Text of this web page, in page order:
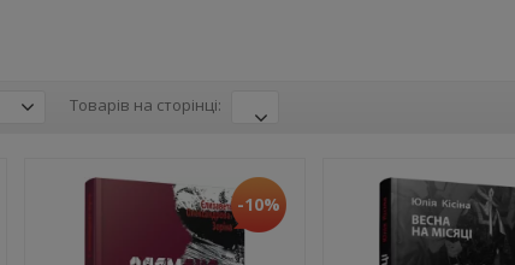
Товарів на сторінці:
-10%